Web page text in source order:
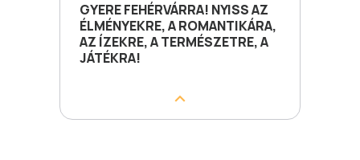
GYERE FEHÉRVÁRRA! NYISS AZ
ÉLMÉNYEKRE, A ROMANTIKÁRA,
AZ ÍZEKRE, A TERMÉSZETRE, A
JÁTÉKRA!